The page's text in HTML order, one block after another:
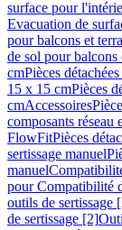
surface pour
Evacuation de
pour balcons et
de sol pour balcons
cmPièces
15 x 15 cmPièces
cmAccessoires
composants réseau
FlowFitPièces
sertissage manuel
manuel
pour Compatibilité
outils de sertissage
de sertissage [2]